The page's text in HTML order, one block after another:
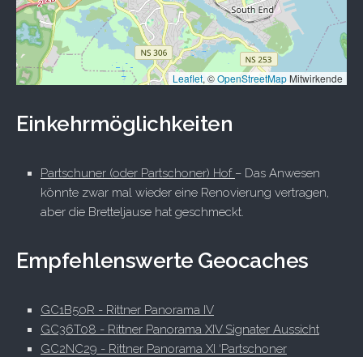
Leaflet, ©OpenStreetMapMitwirkende
Einkehrmöglichkeiten
Partschuner (oder Partschoner) Hof – Das Anwesen
könnte zwar mal wieder eine Renovierung vertragen,
aber die Bretteljause hat geschmeckt.
Empfehlenswerte Geocaches
GC1B50R - Rittner Panorama IV
GC36T08 - Rittner Panorama XIV Signater Aussicht
GC2NC29 - Rittner Panorama XI ‘Partschoner